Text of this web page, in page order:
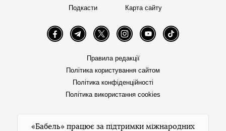
Подкасти
Карта сайту
FacebookTelegramTwitter InstagramYouTube TikTok
Правила редакції
Політика користування сайтом
Політика конфіденційності
Політика використання cookies
«Бабель» працює за підтримки міжнародних